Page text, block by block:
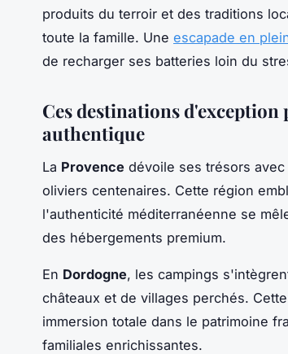
produits du terroir et des traditions
toute la famille. Une escapade en
de recharger ses batteries loin du
Ces destinations
authentique
La Provence dévoile ses trésors
oliviers centenaires. Cette région
l'authenticité méditerranéenne se
des hébergements premium.
En Dordogne, les campings
châteaux et de villages perchés.
immersion totale dans le patrimoine
familiales enrichissantes.